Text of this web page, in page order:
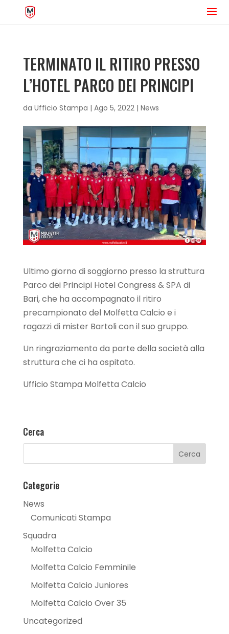
TERMINATO IL RITIRO PRESSO
L’HOTEL PARCO DEI PRINCIPI
da Ufficio Stampa | Ago 5, 2022| News
Ultimo giorno di soggiorno presso la struttura
Parco dei Principi Hotel Congress & SPA di
Bari, che ha accompagnato il ritiro
precampionato del Molfetta Calcio e i
ragazzi di mister Bartoli con il suo gruppo.
Un ringraziamento da parte della società alla
struttura che ci ha ospitato.
Ufficio Stampa Molfetta Calcio
Cerca
Categorie
News
Comunicati Stampa
Squadra
Molfetta Calcio
Molfetta Calcio Femminile
Molfetta Calcio Juniores
Molfetta Calcio Over 35
Uncategorized